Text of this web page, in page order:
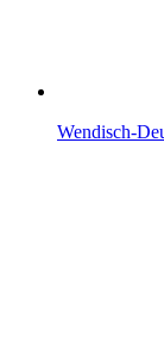
Wendisch-